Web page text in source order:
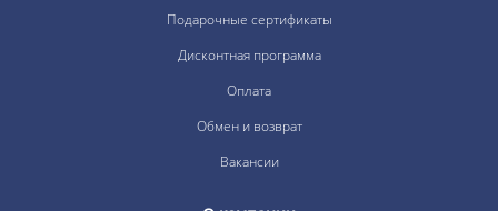
Подарочные сертификаты
Дисконтная программа
Оплата
Обмен и возврат
Вакансии